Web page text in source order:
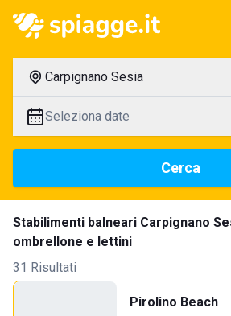
Carpignano Sesia
Seleziona date
Cerca
Stabilimenti balneari Carpignano
ombrellone e lettini
31 Risultati
Pirolino Beach